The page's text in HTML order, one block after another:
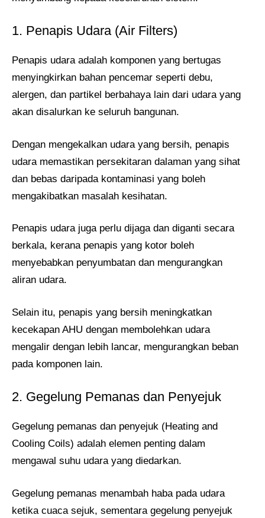
1. Penapis Udara (Air Filters)
Penapis udara adalah komponen yang bertugas
menyingkirkan bahan pencemar seperti debu,
alergen, dan partikel berbahaya lain dari udara yang
akan disalurkan ke seluruh bangunan.
Dengan mengekalkan udara yang bersih, penapis
udara memastikan persekitaran dalaman yang sihat
dan bebas daripada kontaminasi yang boleh
mengakibatkan masalah kesihatan.
Penapis udara juga perlu dijaga dan diganti secara
berkala, kerana penapis yang kotor boleh
menyebabkan penyumbatan dan mengurangkan
aliran udara.
Selain itu, penapis yang bersih meningkatkan
kecekapan AHU dengan membolehkan udara
mengalir dengan lebih lancar, mengurangkan beban
pada komponen lain.
2. Gegelung Pemanas dan Penyejuk
Gegelung pemanas dan penyejuk (Heating and
Cooling Coils) adalah elemen penting dalam
mengawal suhu udara yang diedarkan.
Gegelung pemanas menambah haba pada udara
ketika cuaca sejuk, sementara gegelung penyejuk